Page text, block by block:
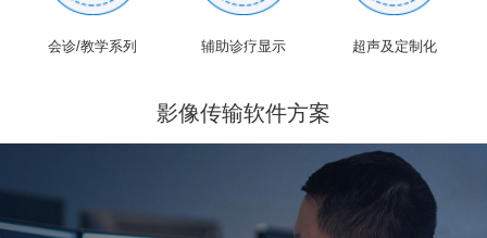
会诊/教学系列 辅助诊疗显示 超声及定制化
影像传输软件方案